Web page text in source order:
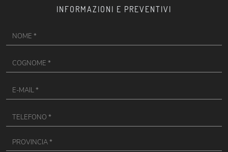
INFORMAZIONI E PREVENTIVI